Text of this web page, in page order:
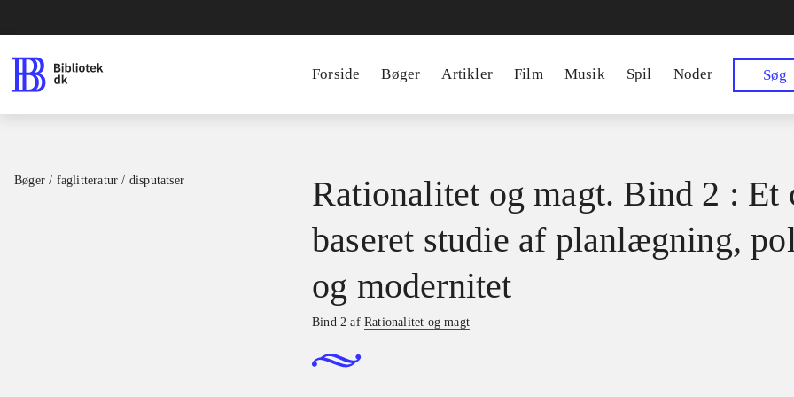
Forside Bøger Artikler Film Musik Spil Noder Søg
Bøger / faglitteratur / disputatser
Rationalitet og magt. Bind 2 : Et
baseret studie af planlægning,
og modernitet
Bind 2 afRationalitet og magt